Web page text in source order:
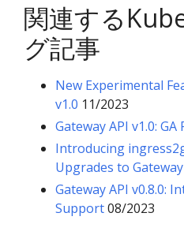
関連する
グ記事
New Experimental
v1.0 11/2023
Gateway API v1.0: GA
Introducing
Upgrades to Gateway
Gateway API v0.8.0:
Support08/2023